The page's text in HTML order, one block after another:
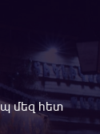
մեզ հետ